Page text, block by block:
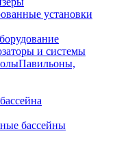
установки
и системы
Павильоны,
бассейны